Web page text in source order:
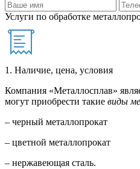
Услуги по обработке
1. Наличие, цена, условия
Компания «Металлосплав»
могут приобрести такие виды
– черный металлопрокат
– цветной металлопрокат
– нержавеющая сталь.